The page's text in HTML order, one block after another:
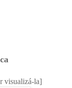
visualizá-la]